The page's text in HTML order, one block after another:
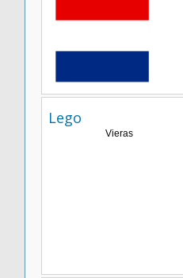
Lego
Vieras